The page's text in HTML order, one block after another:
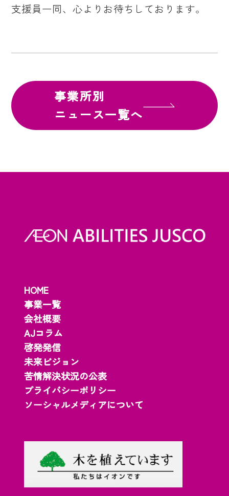
支援員一同、心よりお待ちしております。
事業所別
ニュース一覧へ
HOME
事業一覧
会社概要
AJコラム
啓発発信
未来ビジョン
苦情解決状況の公表
プライバシーポリシー
ソーシャルメディアについて